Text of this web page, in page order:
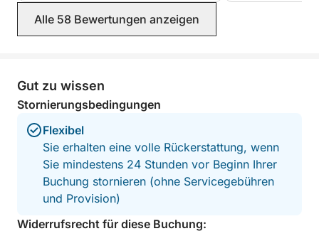
comfortable and clean - making our
day out on the water very satisfying.
The Bluetooth speakers were a great
Alle 58 Bewertungen anzeigen
Gut zu wissen
Stornierungsbedingungen
Flexibel
Sie erhalten eine volle Rückerstattung, wenn
Sie mindestens 24 Stunden vor Beginn Ihrer
Buchung stornieren (ohne Servicegebühren
und Provision)
Widerrufsrecht für diese Buchung: